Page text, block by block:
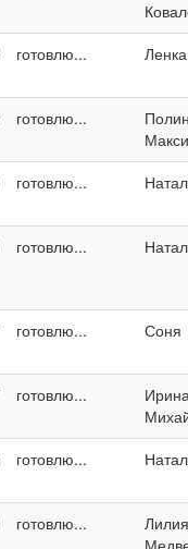
готовлю...
готовлю...
готовлю...
готовлю...
готовлю... Соня
готовлю...
готовлю...
готовлю...
Лилия